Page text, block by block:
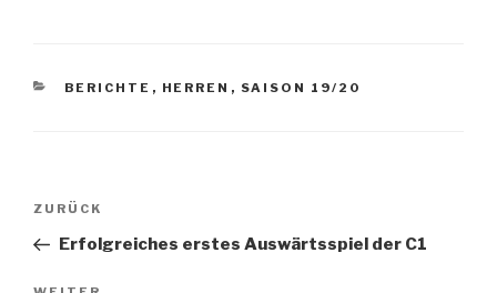
BERICHTE , HERREN , SAISON 19/20
ZURÜCK
Erfolgreiches erstes Auswärtsspiel der C1